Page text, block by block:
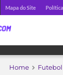
Mapa do Site
Home Futebol